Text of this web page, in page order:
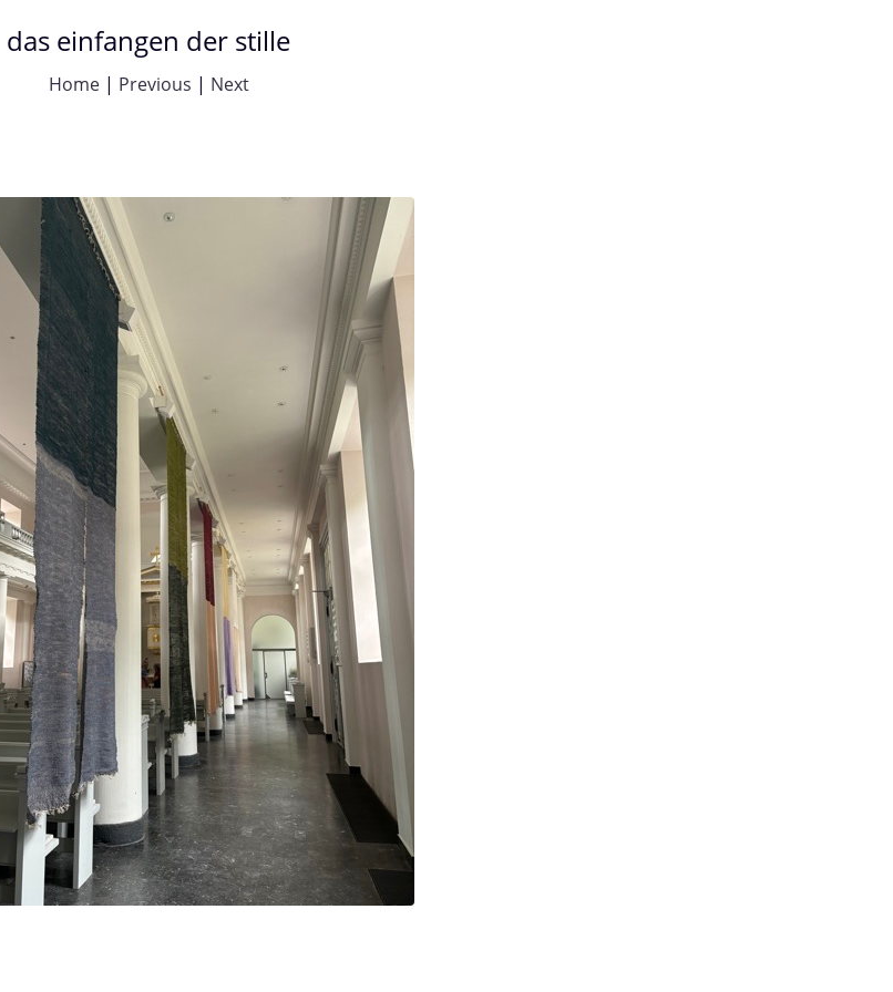
das einfangen der stille
Home| Previous | Next